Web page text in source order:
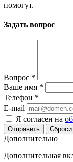
помогут.
Задать вопрос
Вопрос *
Ваше имя *
Телефон *
E-mail
Я согласен на
Дополнительно
Дополнительная